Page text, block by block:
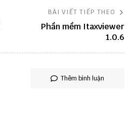
BÀI VIẾT TIẾP THEO
Phần mềm Itaxviewer
1.0.6
Thêm bình luận